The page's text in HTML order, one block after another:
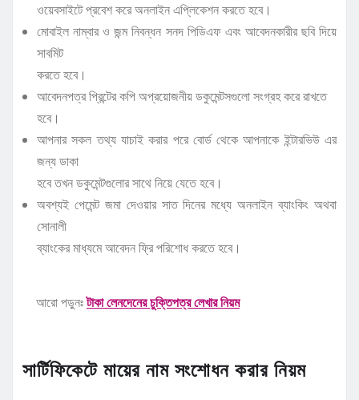
ওয়েবসাইটে প্রবেশ করে অনলাইন এপ্লিকেশন করতে হবে।
মোবাইল নাম্বার ও জন্ম নিবন্ধন সনদ পিডিএফ এবং আবেদনকারীর ছবি দিয়ে
সাবমিট
করতে হবে।
আবেদনপত্র প্রিন্টের কপি অপ্রয়োজনীয় ডকুমেন্টসগুলো সংগ্রহ করে রাখতে
হবে।
আপনার সকল তথ্য যাচাই করার পরে বোর্ড থেকে আপনাকে ইন্টারভিউ এর
জন্য ডাকা
হবে তখন ডকুমেন্টগুলোর সাথে নিয়ে যেতে হবে।
অবশ্যই পেমেন্ট জমা দেওয়ার সাত দিনের মধ্যে অনলাইন ব্যাংকিং অথবা
সোনালী
ব্যাংকের মাধ্যমে আবেদন ফ্রি পরিশোধ করতে হবে।
আরো পড়ুনঃটাকা লেনদেনের চুক্তিপত্র লেখার নিয়ম
সার্টিফিকেটে মায়ের নাম সংশোধন করার নিয়ম